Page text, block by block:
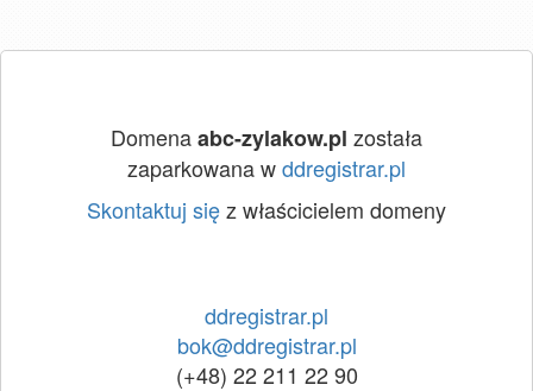
Domenaabc-zylakow.pl została
zaparkowana wddregistrar.pl
Skontaktuj sięz właścicielem domeny
ddregistrar.pl
bok@ddregistrar.pl
(+48) 22 211 22 90